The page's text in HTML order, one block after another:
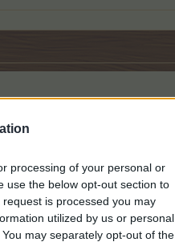
processing of your personal or
use the below opt-out section to
is processed you may
utilized by us or personal
may separately opt-out of the